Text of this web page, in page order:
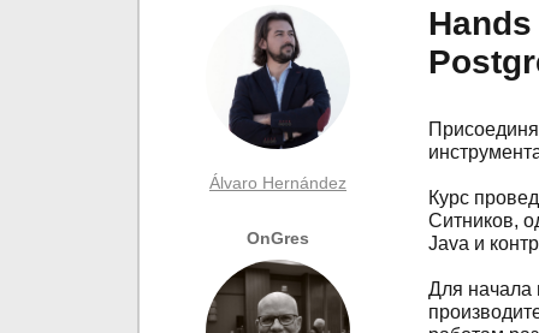
Álvaro Hernández
OnGres
Курс
Ситников,
Java и
Для начала